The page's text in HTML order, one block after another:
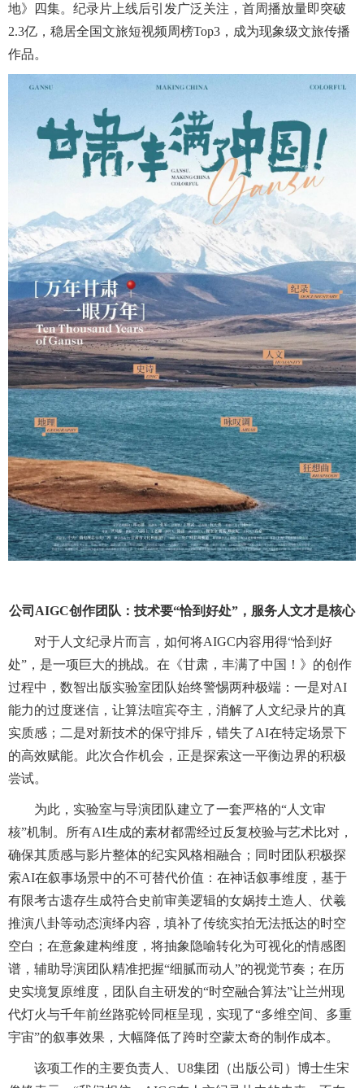
地》四集。纪录片上线后引发广泛关注，首周播放量即突破
2.3亿，稳居全国文旅短视频周榜Top3，成为现象级文旅传播
作品。
公司AIGC创作团队：技术要“恰到好处”，服务人文才是核心
对于人文纪录片而言，如何将AIGC内容用得“恰到好
处”，是一项巨大的挑战。在《甘肃，丰满了中国！》的创作
过程中，数智出版实验室团队始终警惕两种极端：一是对AI
能力的过度迷信，让算法喧宾夺主，消解了人文纪录片的真
实质感；二是对新技术的保守排斥，错失了AI在特定场景下
的高效赋能。此次合作机会，正是探索这一平衡边界的积极
尝试。
为此，实验室与导演团队建立了一套严格的“人文审
核”机制。所有AI生成的素材都需经过反复校验与艺术比对，
确保其质感与影片整体的纪实风格相融合；同时团队积极探
索AI在叙事场景中的不可替代价值：在神话叙事维度，基于
有限考古遗存生成符合史前审美逻辑的女娲抟土造人、伏羲
推演八卦等动态演绎内容，填补了传统实拍无法抵达的时空
空白；在意象建构维度，将抽象隐喻转化为可视化的情感图
谱，辅助导演团队精准把握“细腻而动人”的视觉节奏；在历
史实境复原维度，团队自主研发的“时空融合算法”让兰州现
代灯火与千年前丝路驼铃同框呈现，实现了“多维空间、多重
宇宙”的叙事效果，大幅降低了跨时空蒙太奇的制作成本。
该项工作的主要负责人、U8集团（出版公司）博士生宋